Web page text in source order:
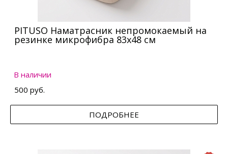
PITUSO Наматрасник непромокаемый на
резинке микрофибра 83х48 см
В наличии
500 руб.
ПОДРОБНЕЕ